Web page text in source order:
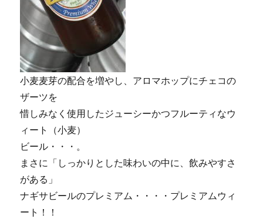
小麦麦芽の配合を増やし、アロマホップにチェコの
ザーツを
惜しみなく使用したジューシーかつフルーティなウ
ィート（小麦）
ビール・・・。
まさに「しっかりとした味わいの中に、飲みやすさ
がある」
ナギサビールのプレミアム・・・・プレミアムウィ
ート！！